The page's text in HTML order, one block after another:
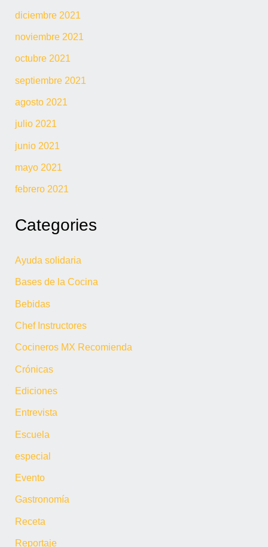
diciembre 2021
noviembre 2021
octubre 2021
septiembre 2021
agosto 2021
julio 2021
junio 2021
mayo 2021
febrero 2021
Categories
Ayuda solidaria
Bases de la Cocina
Bebidas
Chef Instructores
Cocineros MX Recomienda
Crónicas
Ediciones
Entrevista
Escuela
especial
Evento
Gastronomía
Receta
Reportaje